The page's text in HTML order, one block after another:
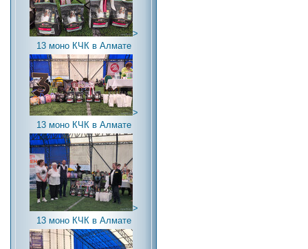
>
13 моно КЧК в Алмате
>
13 моно КЧК в Алмате
>
13 моно КЧК в Алмате